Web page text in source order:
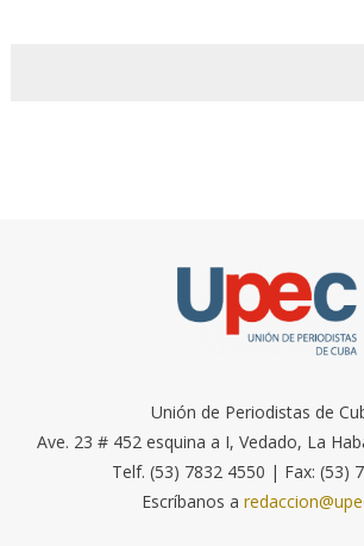
Unión de Periodistas de
Ave. 23 # 452 esquina a I, Vedado, La
Telf. (53) 7832 4550 | Fax: (53)
Escríbanos a